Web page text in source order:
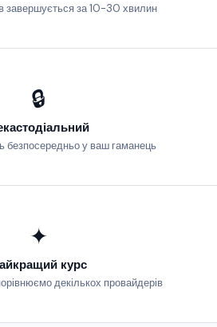
завершується за 10-30 хвилин
🔒
безпосередньо у ваш гаманець
✦
курс
декількох провайдерів